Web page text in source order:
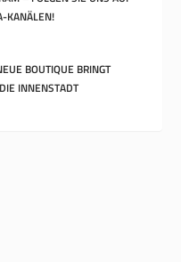
KANÄLEN!
BOUTIQUE BRINGT
INNENSTADT